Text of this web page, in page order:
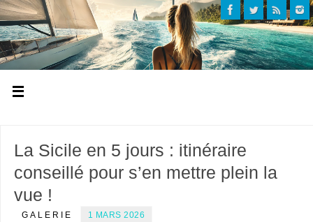
La Sicile en 5 jours : itinéraire
conseillé pour s’en mettre plein la
vue !
GALERIE 1 MARS 2026